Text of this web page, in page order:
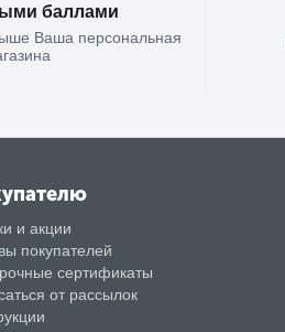
баллами
Ваша персональная
и акции
покупателей
сертификаты
от рассылок